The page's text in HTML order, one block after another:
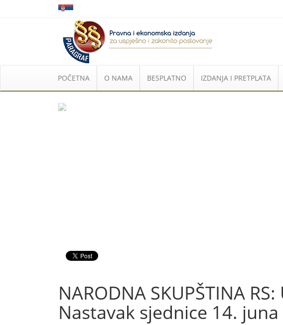
POČETNA O NAMA BESPLATNO IZDANJA I PRETPLATA
NARODNA SKUPŠTINA
Nastavak sjednice 14.